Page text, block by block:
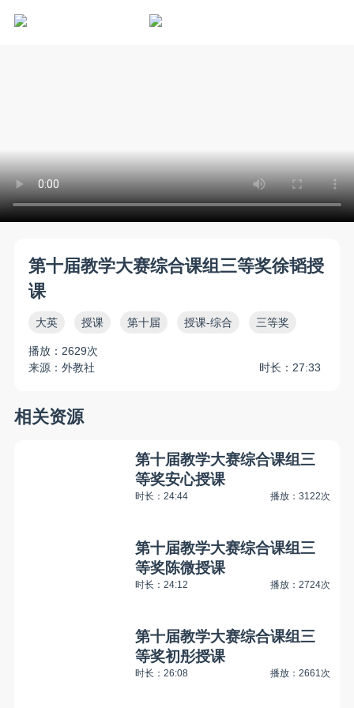
第十届教学大赛综合课组三等奖徐韬授
课
大英 授课 第十届 授课-综合 三等奖
播放：2629次
来源：外教社
时长：27:33
相关资源
第十届教学大赛综合课组三
等奖安心授课
时长：24:44 播放：3122次
第十届教学大赛综合课组三
等奖陈微授课
时长：24:12 播放：2724次
第十届教学大赛综合课组三
等奖初彤授课
时长：26:08 播放：2661次